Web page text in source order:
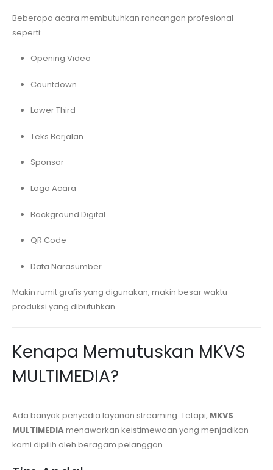
Beberapa acara membutuhkan rancangan profesional
seperti:
Opening Video
Countdown
Lower Third
Teks Berjalan
Sponsor
Logo Acara
Background Digital
QR Code
Data Narasumber
Makin rumit grafis yang digunakan, makin besar waktu
produksi yang dibutuhkan.
Kenapa Memutuskan MKVS
MULTIMEDIA?
Ada banyak penyedia layanan streaming. Tetapi, MKVS
MULTIMEDIAmenawarkan keistimewaan yang menjadikan
kami dipilih oleh beragam pelanggan.